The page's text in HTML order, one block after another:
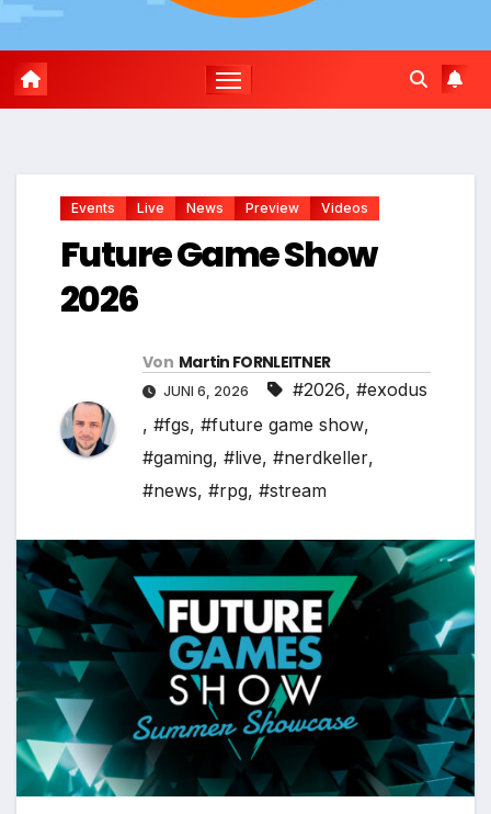
Events Live News Preview Videos
Future Game Show
2026
Von Martin FORNLEITNER
JUNI 6, 2026 #2026, #exodus
, #fgs, #future game show,
#gaming, #live, #nerdkeller,
#news, #rpg, #stream